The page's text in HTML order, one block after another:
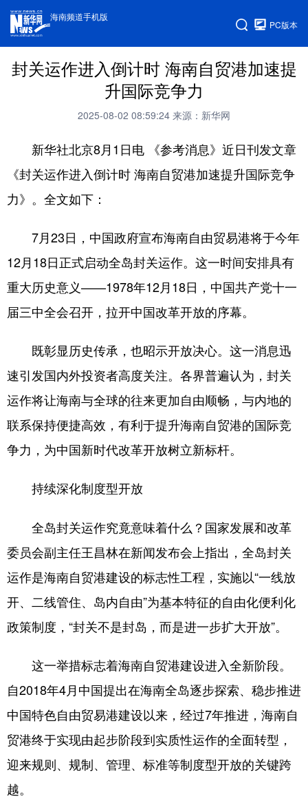
海南频道手机版
PC版本
封关运作进入倒计时 海南自贸港加速提
升国际竞争力
2025-08-02 08:59:24 来源：新华网
新华社北京8月1日电 《参考消息》近日刊发文章
《封关运作进入倒计时 海南自贸港加速提升国际竞争
力》。全文如下：
7月23日，中国政府宣布海南自由贸易港将于今年
12月18日正式启动全岛封关运作。这一时间安排具有
重大历史意义——1978年12月18日，中国共产党十一
届三中全会召开，拉开中国改革开放的序幕。
既彰显历史传承，也昭示开放决心。这一消息迅
速引发国内外投资者高度关注。各界普遍认为，封关
运作将让海南与全球的往来更加自由顺畅，与内地的
联系保持便捷高效，有利于提升海南自贸港的国际竞
争力，为中国新时代改革开放树立新标杆。
持续深化制度型开放
全岛封关运作究竟意味着什么？国家发展和改革
委员会副主任王昌林在新闻发布会上指出，全岛封关
运作是海南自贸港建设的标志性工程，实施以“一线放
开、二线管住、岛内自由”为基本特征的自由化便利化
政策制度，“封关不是封岛，而是进一步扩大开放”。
这一举措标志着海南自贸港建设进入全新阶段。
自2018年4月中国提出在海南全岛逐步探索、稳步推进
中国特色自由贸易港建设以来，经过7年推进，海南自
贸港终于实现由起步阶段到实质性运作的全面转型，
迎来规则、规制、管理、标准等制度型开放的关键跨
越。